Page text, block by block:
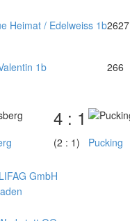
Heimat / Edelweiss 1b2627
1b 266
4 : 1
(2 : 1) Pucking